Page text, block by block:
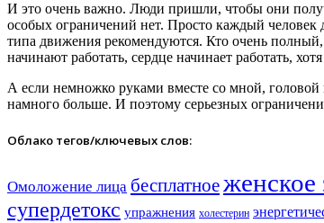
И это очень важно. Люди пришли, чтобы они
особых ограничений нет. Просто каждый человек
типа движения рекомендуются. Кто очень
начинают работать, сердце начинает работать,
А если немножко руками вместе со мной, головой
намного больше. И поэтому серьезных
Облако тегов/ключевых слов:
Омоложение лица бесплатноеженское
супердетокс упражнения холестерин